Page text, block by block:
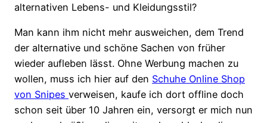
alternativen Lebens- und Kleidungsstil?
Man kann ihm nicht mehr ausweichen, dem Trend
der alternative und schöne Sachen von früher
wieder aufleben lässt. Ohne Werbung machen zu
wollen, muss ich hier auf den Schuhe Online Shop
von Snipes verweisen, kaufe ich dort offline doch
schon seit über 10 Jahren ein, versorgt er mich nun